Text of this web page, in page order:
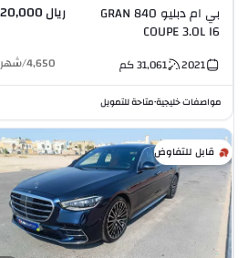
بي ام دبليو 840 GRAN
COUPE 3.0L I6
ريال 220,000
2021
31,061كم 4,650
/شهر
مواصفات خليجية•متاحة للتمويل
قابل للتفاوض